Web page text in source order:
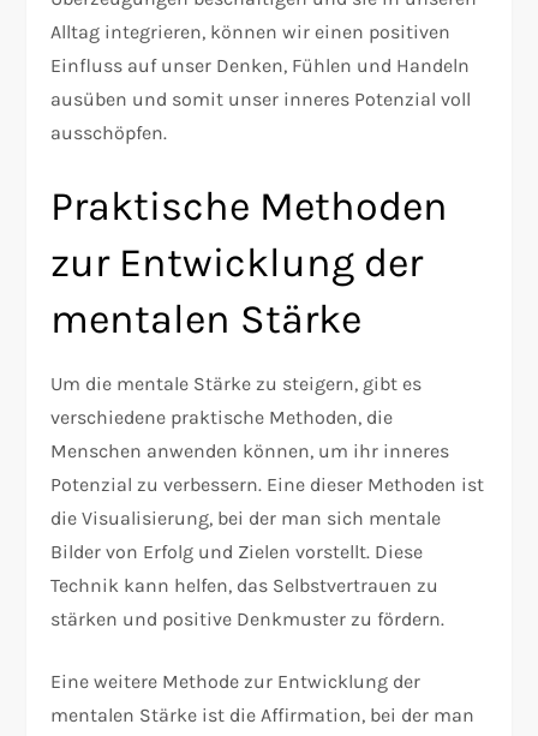
Alltag integrieren, können wir einen positiven
Einfluss auf unser Denken, Fühlen und Handeln
ausüben und somit unser inneres Potenzial voll
ausschöpfen.
Praktische Methoden
zur Entwicklung der
mentalen Stärke
Um die mentale Stärke zu steigern, gibt es
verschiedene praktische Methoden, die
Menschen anwenden können, um ihr inneres
Potenzial zu verbessern. Eine dieser Methoden ist
die Visualisierung, bei der man sich mentale
Bilder von Erfolg und Zielen vorstellt. Diese
Technik kann helfen, das Selbstvertrauen zu
stärken und positive Denkmuster zu fördern.
Eine weitere Methode zur Entwicklung der
mentalen Stärke ist die Affirmation, bei der man